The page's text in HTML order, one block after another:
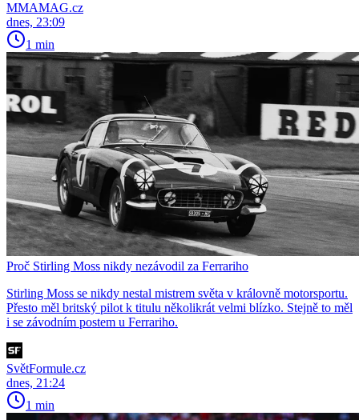
MMAMAG.cz
dnes, 23:09
1 min
Proč Stirling Moss nikdy nezávodil za Ferrariho
Stirling Moss se nikdy nestal mistrem světa v královně motorsportu.
Přesto měl britský pilot k titulu několikrát velmi blízko. Stejně to měl
i se závodním postem u Ferrariho.
SvětFormule.cz
dnes, 21:24
1 min